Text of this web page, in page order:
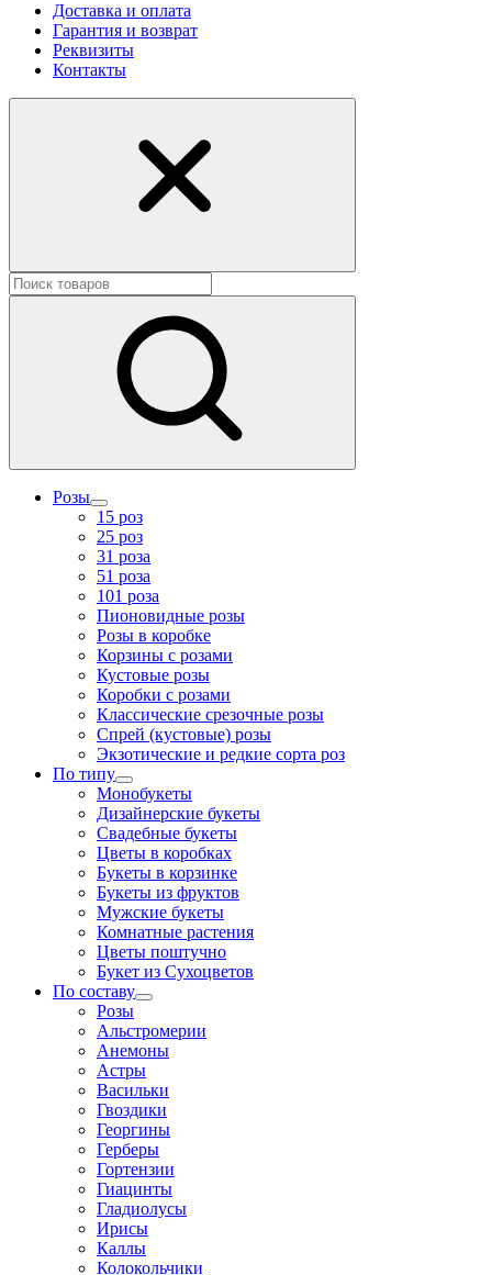
Доставка и оплата
Гарантия и возврат
Реквизиты
Контакты
Розы
15 роз
25 роз
31 роза
51 роза
101 роза
Пионовидные розы
Розы в коробке
Корзины с розами
Кустовые розы
Коробки с розами
Классические срезочные розы
Спрей (кустовые) розы
Экзотические и редкие сорта роз
По типу
Монобукеты
Дизайнерские букеты
Свадебные букеты
Цветы в коробках
Букеты в корзинке
Букеты из фруктов
Мужские букеты
Комнатные растения
Цветы поштучно
Букет из Сухоцветов
По составу
Розы
Альстромерии
Анемоны
Астры
Васильки
Гвоздики
Георгины
Герберы
Гортензии
Гиацинты
Гладиолусы
Ирисы
Каллы
Колокольчики